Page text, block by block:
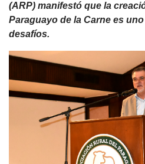
(ARP) manifestó que la
Paraguayo de la Carne es
desafíos.